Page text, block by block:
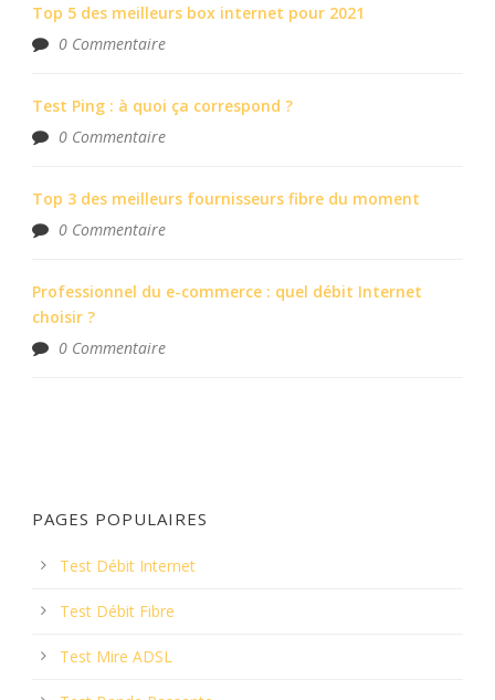
Top 5 des meilleurs box internet pour 2021
0 Commentaire
Test Ping : à quoi ça correspond ?
0 Commentaire
Top 3 des meilleurs fournisseurs fibre du moment
0 Commentaire
Professionnel du e-commerce : quel débit Internet
choisir ?
0 Commentaire
PAGES POPULAIRES
Test Débit Internet
Test Débit Fibre
Test Mire ADSL